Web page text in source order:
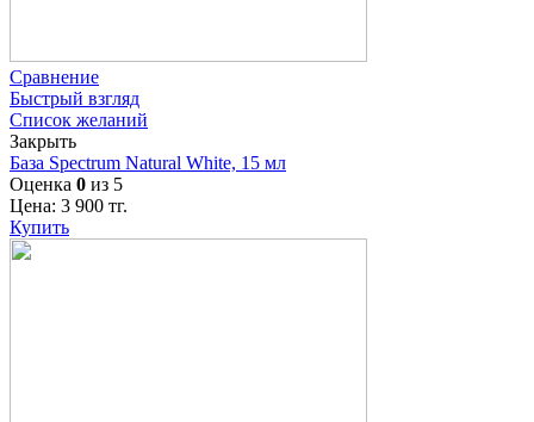
Сравнение
Быстрый взгляд
Список желаний
Закрыть
База Spectrum Natural White, 15 мл
Оценка 0 из 5
Цена: 3 900 тг.
Купить